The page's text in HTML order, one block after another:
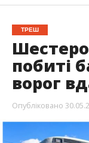
ТРЕШ
побиті
ворог
Опубліковано